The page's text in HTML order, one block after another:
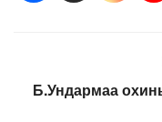
Б.Ундармаа